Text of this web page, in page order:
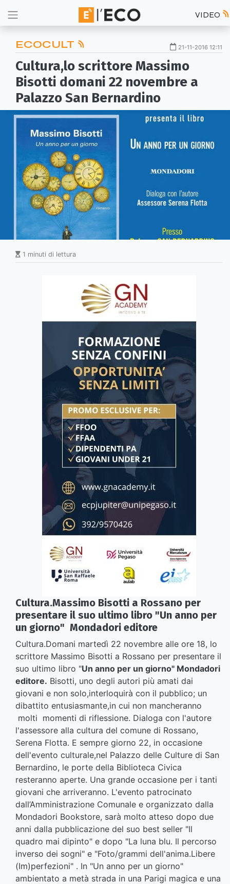
VIDEO
ECOCULT 21-11-2016 12:11
Cultura,lo scrittore Massimo
Bisotti domani 22 novembre a
Palazzo San Bernardino
1 minuti di lettura
Cultura.Massimo Bisotti a Rossano per
presentare il suo ultimo libro "Un anno per
un giorno" Mondadori editore
Cultura.Domani martedì 22 novembre alle ore 18, lo
scrittore Massimo Bisotti a Rossano per presentare il
suo ultimo libro "Un anno per un giorno" Mondadori
editore. Bisotti, uno degli autori più amati dai
giovani e non solo,interloquirà con il pubblico; un
dibattito entusiasmante,in cui non mancheranno
molti momenti di riflessione. Dialoga con l'autore
l'assessore alla cultura del comune di Rossano,
Serena Flotta. E sempre giorno 22, in occasione
dell'evento culturale,nel Palazzo delle Culture di San
Bernardino, le porte della Biblioteca Civica
resteranno aperte. Una grande occasione per i tanti
giovani che arriveranno. L'evento patrocinato
dall’Amministrazione Comunale e organizzato dalla
Mondadori Bookstore, sarà molto atteso dopo due
anni dalla pubblicazione del suo best seller "Il
quadro mai dipinto" e dopo "La luna blu. Il percorso
inverso dei sogni" e "Foto/grammi dell'anima.Libere
(Im)perfezioni" . In "Un anno per un giorno"
ambientato a metà strada in una Parigi magica e una